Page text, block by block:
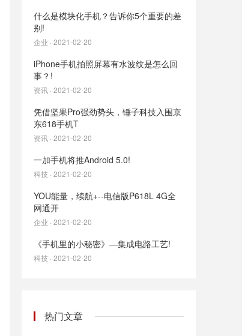
什么是模块化手机？告诉你5个重要的差
别!
企业 · 2021-02-20
iPhone手机拍照屏幕有水波纹是怎么回
事？!
资讯 · 2021-02-20
凭借坚果Pro强劲势头，锤子科技入围京
东618手机T
资讯 · 2021-02-20
一加手机将推Android 5.0!
科技 · 2021-02-20
YOU能量，续航+--电信版P618L 4G全
网通开
企业 · 2021-02-20
《手机里的小秘密》—集成电路工艺!
科技 · 2021-02-20
热门文章